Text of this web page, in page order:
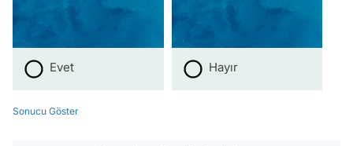
Evet Hayır
Sonucu Göster